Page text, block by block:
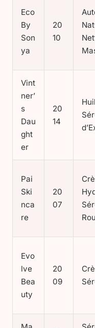
Eco
By
Son
ya
20
10
Vint
ner’
s
Dau
ght
er
20
14
Pai
Ski
nca
re
20
07
Evo
lve
Bea
uty
20
09